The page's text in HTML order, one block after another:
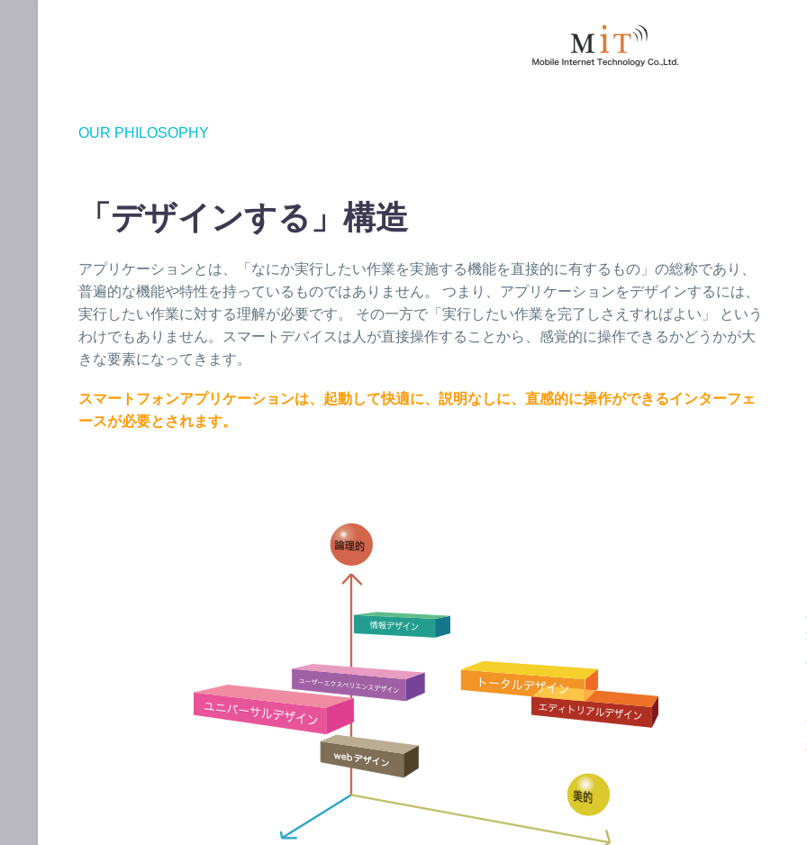
OUR PHILOSOPHY
「デザインする」構造
アプリケーションとは、「なにか実行したい作業を実施する機能を直接的に有するもの」の総称であり、
普遍的な機能や特性を持っているものではありません。 つまり、アプリケーションをデザインするには、
実行したい作業に対する理解が必要です。 その一方で「実行したい作業を完了しさえすればよい」 という
わけでもありません。スマートデバイスは人が直接操作することから、感覚的に操作できるかどうかが大
きな要素になってきます。
スマートフォンアプリケーションは、起動して快適に、説明なしに、直感的に操作ができるインターフェ
ースが必要とされます。